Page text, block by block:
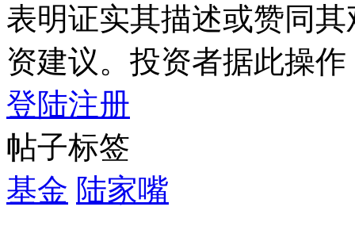
表明证实其描述或赞同
资建议。投资者据此操
登陆注册
帖子标签
基金 陆家嘴